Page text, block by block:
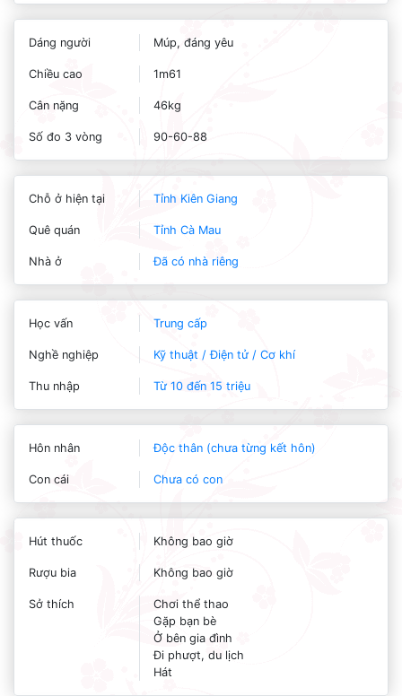
Dáng người Múp, đáng yêu
Chiều cao 1m61
Cân nặng 46kg
Số đo 3 vòng 90-60-88
Chỗ ở hiện tại Tỉnh Kiên Giang
Quê quán Tỉnh Cà Mau
Nhà ở Đã có nhà riêng
Học vấn Trung cấp
Nghề nghiệp Kỹ thuật / Điện tử / Cơ khí
Thu nhập Từ 10 đến 15 triệu
Hôn nhân Độc thân (chưa từng kết hôn)
Con cái Chưa có con
Hút thuốc Không bao giờ
Rượu bia Không bao giờ
Sở thích
Chơi thể thao
Gặp bạn bè
Ở bên gia đình
Đi phượt, du lịch
Hát